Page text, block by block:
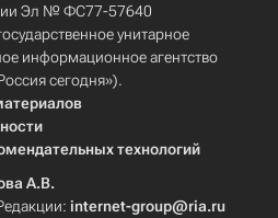
Эл № ФС77-57640
унитарное
информационное агентство
сегодня»).
технологий
А.В.
internet-group@ria.ru